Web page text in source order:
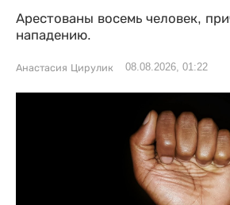
Арестованы восемь человек,
нападению.
Анастасия Цирулик 08.08.2026, 01:22